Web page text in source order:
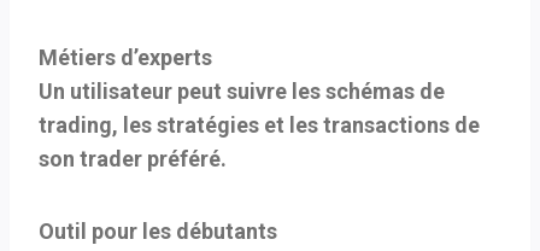
Métiers d’experts
Un utilisateur peut suivre les schémas de
trading, les stratégies et les transactions de
son trader préféré.
Outil pour les débutants